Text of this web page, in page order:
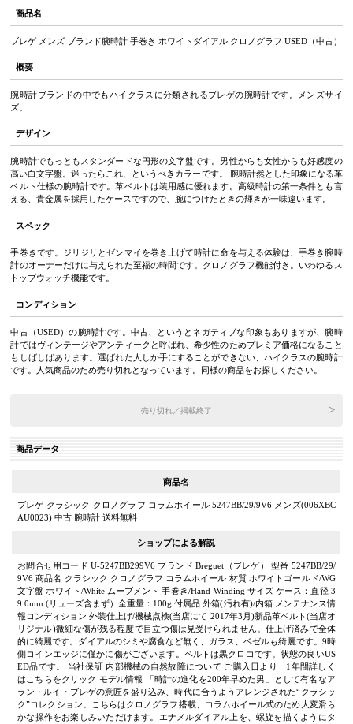
商品名
ブレゲ メンズ ブランド腕時計 手巻き ホワイトダイアル クロノグラフ USED（中古）
概要
腕時計ブランドの中でもハイクラスに分類されるブレゲの腕時計です。メンズサイ
ズ。
デザイン
腕時計でもっともスタンダードな円形の文字盤です。男性からも女性からも好感度の
高い白文字盤。迷ったらこれ、というべきカラーです。 腕時計然とした印象になる革
ベルト仕様の腕時計です。革ベルトは装用感に優れます。高級時計の第一条件とも言
える、貴金属を採用したケースですので、腕につけたときの輝きが一味違います。
スペック
手巻きです。ジリジリとゼンマイを巻き上げて時計に命を与える体験は、手巻き腕時
計のオーナーだけに与えられた至福の時間です。クロノグラフ機能付き。いわゆるス
トップウォッチ機能です。
コンディション
中古（USED）の腕時計です。中古、というとネガティブな印象もありますが、腕時
計ではヴィンテージやアンティークと呼ばれ、希少性のためプレミア価格になること
もしばしばあります。選ばれた人しか手にすることができない、ハイクラスの腕時計
です。人気商品のため売り切れとなっています。同様の商品をお探しください。
売り切れ／掲載終了
商品データ
商品名
ブレゲ クラシック クロノグラフ コラムホイール 5247BB/29/9V6 メンズ(006XBC
AU0023) 中古 腕時計 送料無料
ショップによる解説
お問合せ用コード U-5247BB299V6 ブランド Breguet（ブレゲ） 型番 5247BB/29/
9V6 商品名 クラシック クロノグラフ コラムホイール 材質 ホワイトゴールド/WG
文字盤 ホワイト/White ムーブメント 手巻き/Hand-Winding サイズ ケース：直径 3
9.0mm (リューズ含まず）全重量：100g 付属品 外箱(汚れ有)/内箱 メンテナンス情
報コンディション 外装仕上げ/機械点検(当店にて 2017年3月)新品革ベルト(当店オ
リジナル)微細な傷が残る程度で目立つ傷は見受けられません。仕上げ済みで全体
的に綺麗です。ダイアルのシミや腐食など無く、ガラス、ベゼルも綺麗です。9時
側コインエッジに僅かに傷がございます。ベルトは黒クロコです。状態の良いUS
ED品です。 当社保証 内部機械の自然故障について ご購入日より 1年間詳しく
はこちらをクリック モデル情報 「時計の進化を200年早めた男」として有名なア
ラン・ルイ・ブレゲの意匠を盛り込み、時代に合うようアレンジされた“クラシッ
ク”コレクション。こちらはクロノグラフ搭載、コラムホイール式のため大変滑ら
かな操作をお楽しみいただけます。エナメルダイアル上を、螺旋を描くようにタ